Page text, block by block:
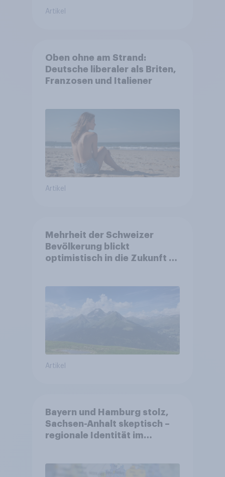
Artikel
Oben ohne am Strand:
Deutsche liberaler als Briten,
Franzosen und Italiener
Artikel
Mehrheit der Schweizer
Bevölkerung blickt
optimistisch in die Zukunft –
Altersvorsorge
Artikel
Bayern und Hamburg stolz,
Sachsen-Anhalt skeptisch –
regionale Identität im